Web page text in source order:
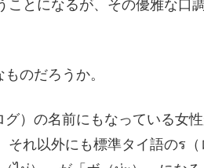
とになるが、その優雅な口
のだろうか。
）の名前にもなっている女
それ以外にも標準タイ語のร